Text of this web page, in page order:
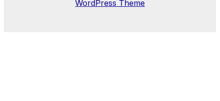
WordPress Theme